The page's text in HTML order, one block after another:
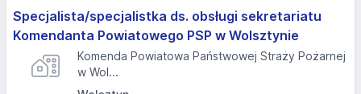
Specjalista/specjalistka ds. obsługi sekretariatu
Komendanta Powiatowego PSP w Wolsztynie
Komenda Powiatowa Państwowej Straży Pożarnej
w Wol...